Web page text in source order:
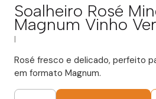
Soalheiro Rosé
Magnum Vinho
Rosé fresco e delicado, perfeito
em formato Magnum.